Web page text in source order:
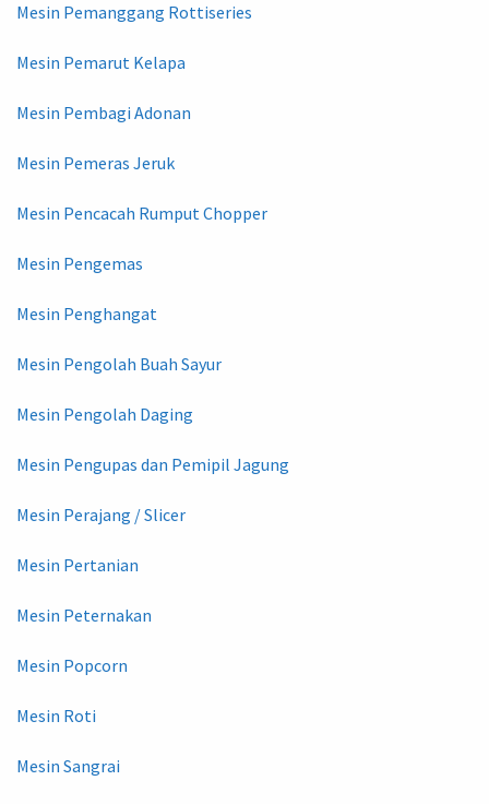
Mesin Pemanggang Rottiseries
Mesin Pemarut Kelapa
Mesin Pembagi Adonan
Mesin Pemeras Jeruk
Mesin Pencacah Rumput Chopper
Mesin Pengemas
Mesin Penghangat
Mesin Pengolah Buah Sayur
Mesin Pengolah Daging
Mesin Pengupas dan Pemipil Jagung
Mesin Perajang / Slicer
Mesin Pertanian
Mesin Peternakan
Mesin Popcorn
Mesin Roti
Mesin Sangrai